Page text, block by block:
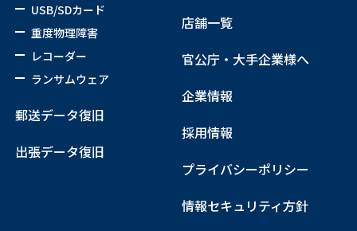
USB/SDカード
重度物理障害
レコーダー
ランサムウェア
郵送データ復旧
出張データ復旧
店舗一覧
官公庁・大手企業様へ
企業情報
採用情報
プライバシーポリシー
情報セキュリティ方針